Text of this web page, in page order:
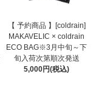
【 予約商品 】[coldrain]
MAKAVELIC × coldrain
ECO BAG※3月中旬～下
旬入荷次第順次発送
5,000円(税込)